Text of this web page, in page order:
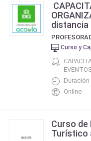
distancia
Curso y
Duración
Online
Curso de
Turístico